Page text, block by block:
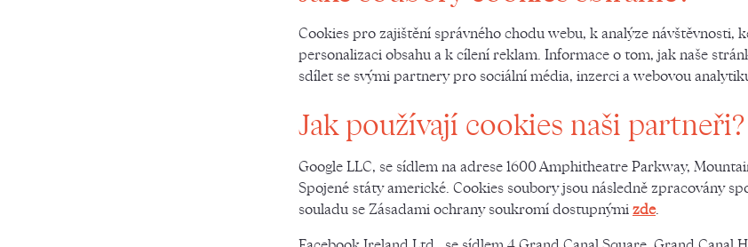
Cookies pro zajištění správného chodu webu, k analýze návštěvnosti,
personalizaci obsahu a k cílení reklam. Informace o tom, jak naše
sdílet se svými partnery pro sociální média, inzerci a webovou
Jak používají cookies naši partneři?
Google LLC, se sídlem na adrese 1600 Amphitheatre Parkway,
Spojené státy americké. Cookies soubory jsou následně zpracovány
souladu se Zásadami ochrany soukromí dostupnými zde.